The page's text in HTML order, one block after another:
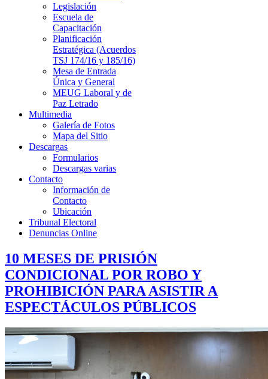
Legislación
Escuela de
Capacitación
Planificación
Estratégica (Acuerdos
TSJ 174/16 y 185/16)
Mesa de Entrada
Única y General
MEUG Laboral y de
Paz Letrado
Multimedia
Galería de Fotos
Mapa del Sitio
Descargas
Formularios
Descargas varias
Contacto
Información de
Contacto
Ubicación
Tribunal Electoral
Denuncias Online
10 MESES DE PRISIÓN
CONDICIONAL POR ROBO Y
PROHIBICIÓN PARA ASISTIR A
ESPECTÁCULOS PÚBLICOS